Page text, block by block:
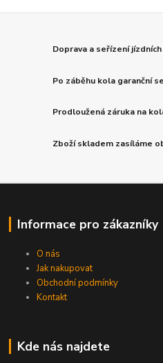
Doprava a seřízení
Po záběhu kola garanční
Prodloužená záruka na
Zboží skladem zasíláme
Informace pro zákazníky
O nás
Jak nakupovat
Obchodní podmínky
Kontakt
Kde nás najdete